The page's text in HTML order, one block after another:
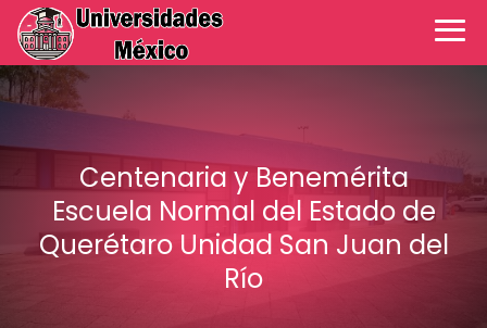
Centenaria y Benemérita
Escuela Normal del Estado de
Querétaro Unidad San Juan del
Río